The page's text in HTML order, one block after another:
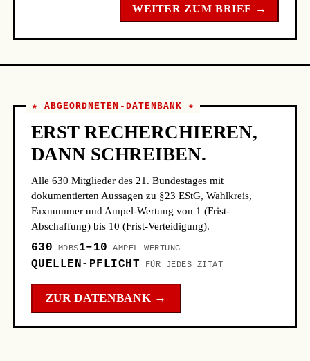
WEITER ZUM BRIEF →
★ ABGEORDNETEN-DATENBANK ★
ERST RECHERCHIEREN,
DANN SCHREIBEN.
Alle 630 Mitglieder des 21. Bundestages mit
dokumentierten Aussagen zu §23 EStG, Wahlkreis,
Faxnummer und Ampel-Wertung von 1 (Frist-
Abschaffung) bis 10 (Frist-Verteidigung).
630 MDBS1–10 AMPEL-WERTUNG
QUELLEN-PFLICHT FÜR JEDES ZITAT
ZUR DATENBANK →